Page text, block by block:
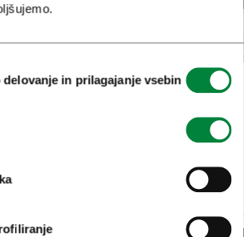
in prilagajanje vsebin
LJUBLJANI
IZLETOV –
VOLJO MED 5 IN
ORGANIZIRANIH
PO